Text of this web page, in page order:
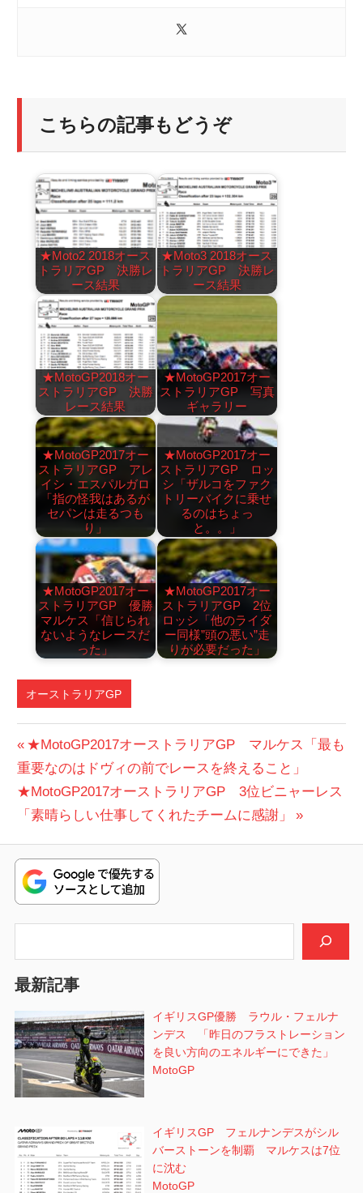
こちらの記事もどうぞ
★Moto2 2018オース
トラリアGP 決勝レ
ース結果
★Moto3 2018オース
トラリアGP 決勝レ
ース結果
★MotoGP2018オー
ストラリアGP 決勝
レース結果
★MotoGP2017オー
ストラリアGP 写真
ギャラリー
★MotoGP2017オー
ストラリアGP アレ
イシ・エスパルガロ
「指の怪我はあるが
セパンは走るつも
り」
★MotoGP2017オー
ストラリアGP ロッ
シ「ザルコをファク
トリーバイクに乗せ
るのはちょっ
と。。」
★MotoGP2017オー
ストラリアGP 優勝
マルケス「信じられ
ないようなレースだ
った」
★MotoGP2017オー
ストラリアGP 2位
ロッシ「他のライダ
ー同様”頭の悪い”走
りが必要だった」
オーストラリアGP
投
稿
ナ
ビ
ゲ
ー
ン
前
の
投
稿:
★MotoGP2017オーストラリアGP マルケス「最も
重要なのはドヴィの前でレースを終えること」
次
の
稿:
★MotoGP2017オーストラリアGP 3位ビニャーレス
「素晴らしい仕事してくれたチームに感謝」
最新記事
イギリスGP優勝 ラウル・フェルナ
ンデス 「昨日のフラストレーション
を良い方向のエネルギーにできた」
MotoGP
イギリスGP フェルナンデスがシル
バーストーンを制覇 マルケスは7位
に沈む
MotoGP